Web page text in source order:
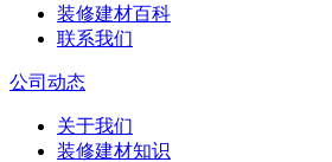
装修建材百科
联系我们
公司动态
关于我们
装修建材知识